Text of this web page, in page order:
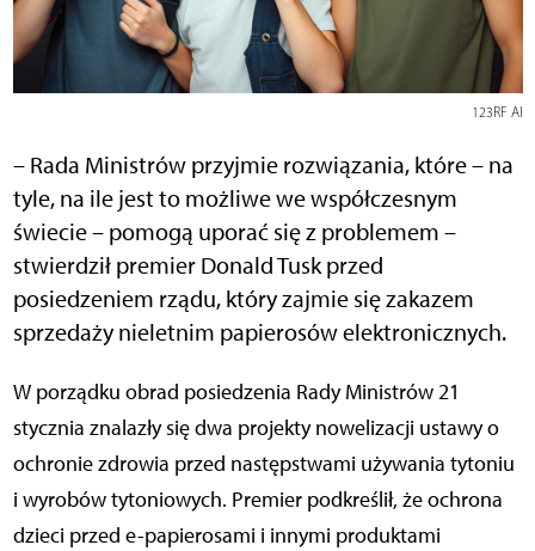
123RF AI
– Rada Ministrów przyjmie rozwiązania, które – na
tyle, na ile jest to możliwe we współczesnym
świecie – pomogą uporać się z problemem –
stwierdził premier Donald Tusk przed
posiedzeniem rządu, który zajmie się zakazem
sprzedaży nieletnim papierosów elektronicznych.
W porządku obrad posiedzenia Rady Ministrów 21
stycznia znalazły się dwa projekty nowelizacji ustawy o
ochronie zdrowia przed następstwami używania tytoniu
i wyrobów tytoniowych. Premier podkreślił, że ochrona
dzieci przed e-papierosami i innymi produktami